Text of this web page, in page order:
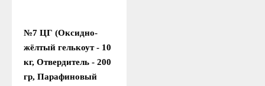
№7 ЦГ (Оксидно-
жёлтый гелькоут - 10
кг, Отвердитель - 200
гр, Парафиновый